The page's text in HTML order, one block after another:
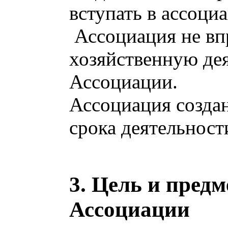
вступать в
Ассоциация не
хозяйственную
Ассоциации.
Ассоциация
срока
3. Цель и
Ассоциации